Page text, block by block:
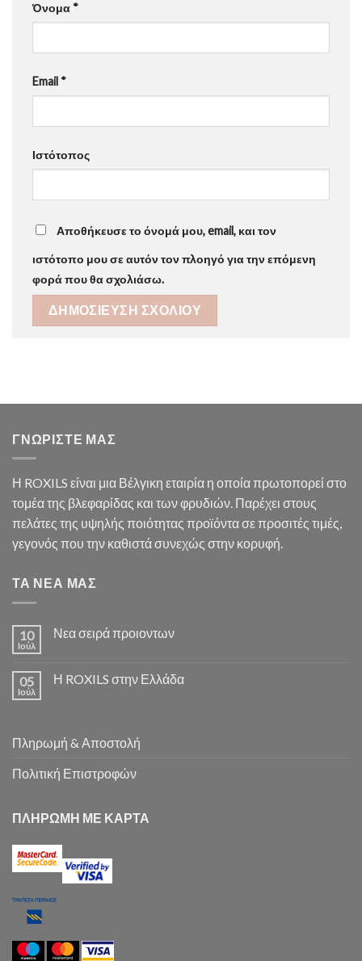
Όνομα *
Email *
Ιστότοπος
Αποθήκευσε το όνομά μου, email, και τον
ιστότοπο μου σε αυτόν τον πλοηγό για την επόμενη
φορά που θα σχολιάσω.
ΓΝΩΡΙΣΤΕ ΜΑΣ
Η ROXILS είναι μια Βέλγικη εταιρία η οποία πρωτοπορεί στο
τομέα της βλεφαρίδας και των φρυδιών. Παρέχει στους
πελάτες της υψηλής ποιότητας προϊόντα σε προσιτές τιμές,
γεγονός που την καθιστά συνεχώς στην κορυφή.
ΤΑ ΝΕΑ ΜΑΣ
10
Ιούλ
Νεα σειρά προιοντων
05
Ιούλ
Η ROXILS στην Ελλάδα
Πληρωμή & Αποστολή
Πολιτική Επιστροφών
ΠΛΗΡΩΜΗ ΜΕ ΚΑΡΤΑ